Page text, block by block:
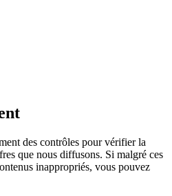
des contrôles pour vérifier la
que nous diffusons. Si malgré ces
inappropriés, vous pouvez